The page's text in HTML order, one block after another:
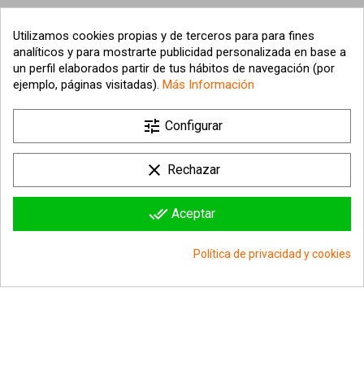
Información sobre la tienda 
Utilizamos cookies propias y de terceros para para fines
analíticos y para mostrarte publicidad personalizada en base a
un perfil elaborados partir de tus hábitos de navegación (por
ejemplo, páginas visitadas). Más Información
tune Configurar
clear Rechazar
done_all Aceptar
Política de privacidad y cookies